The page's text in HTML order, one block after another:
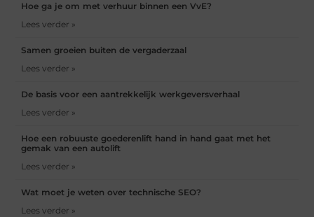
Hoe ga je om met verhuur binnen een VvE?
Lees verder »
Samen groeien buiten de vergaderzaal
Lees verder »
De basis voor een aantrekkelijk werkgeversverhaal
Lees verder »
Hoe een robuuste goederenlift hand in hand gaat met het
gemak van een autolift
Lees verder »
Wat moet je weten over technische SEO?
Lees verder »